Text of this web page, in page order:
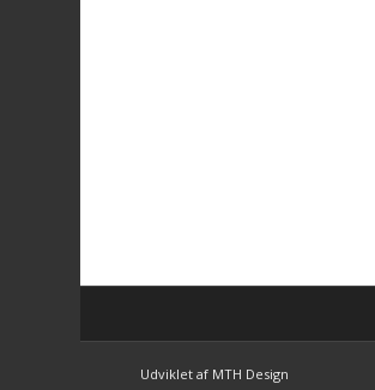
Udviklet af MTH Design